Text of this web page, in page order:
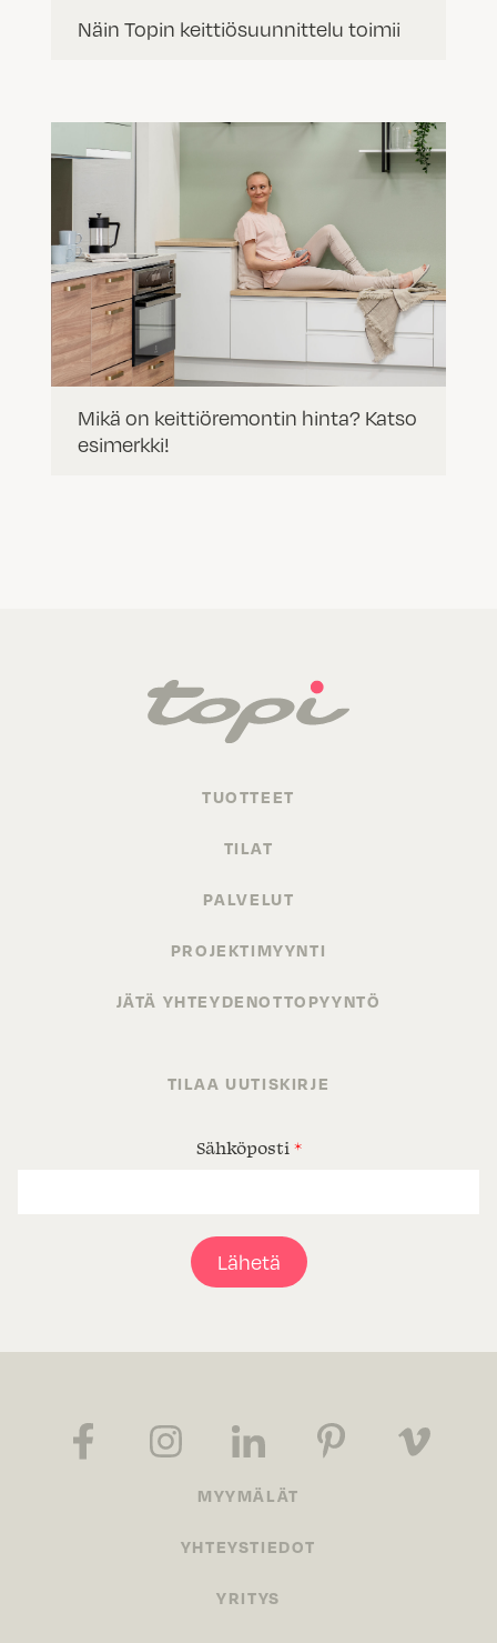
Näin Topin keittiösuunnittelu toimii
Mikä on keittiöremontin hinta? Katso
esimerkki!
TUOTTEET
TILAT
PALVELUT
PROJEKTIMYYNTI
JÄTÄ YHTEYDENOTTOPYYNTÖ
TILAA UUTISKIRJE
Sähköposti *
Lähetä
MYYMÄLÄT
YHTEYSTIEDOT
YRITYS